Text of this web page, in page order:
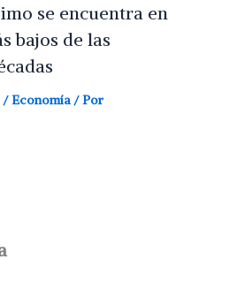
se encuentra en
bajos de las
/ Economía / Por